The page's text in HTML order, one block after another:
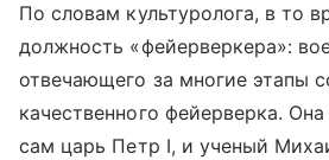
По словам культуролога, в то
должность «фейерверкера»:
отвечающего за многие этапы
качественного фейерверка.
сам царь Петр I, и ученый